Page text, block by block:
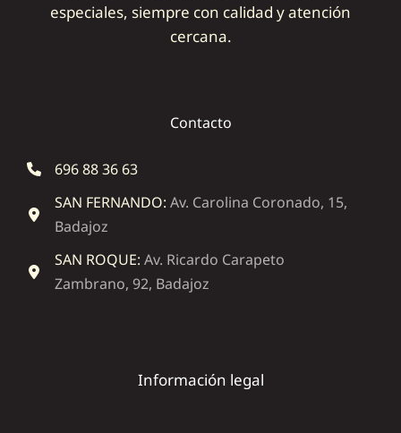
especiales, siempre con calidad y atención
cercana.
Contacto
696 88 36 63
SAN FERNANDO: Av. Carolina Coronado, 15,
Badajoz
SAN ROQUE: Av. Ricardo Carapeto
Zambrano, 92, Badajoz
Información legal